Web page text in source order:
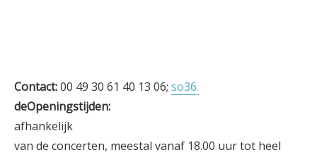
Contact:00 49 30 61 40 13 06; so36.
deOpeningstijden:
afhankelijk
van de concerten, meestal vanaf 18.00 uur tot heel